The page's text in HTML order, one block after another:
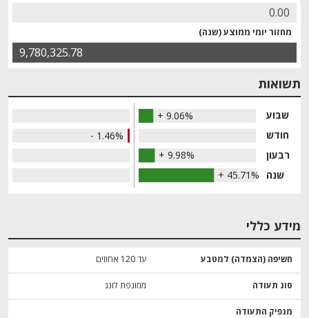
0.00
9,780,325.78
מחזור יומי ממוצע (שנה)
תשואות
+ 9.06%
- 1.46%
+ 9.98%
+ 45.71% שנה
רבעון
חודש
שבוע
מידע כללי
חשיפה (הצמדה) למטבע עד 120 אחוזים
סוג תעודה ממונפת לונג
מנפיק התעודה